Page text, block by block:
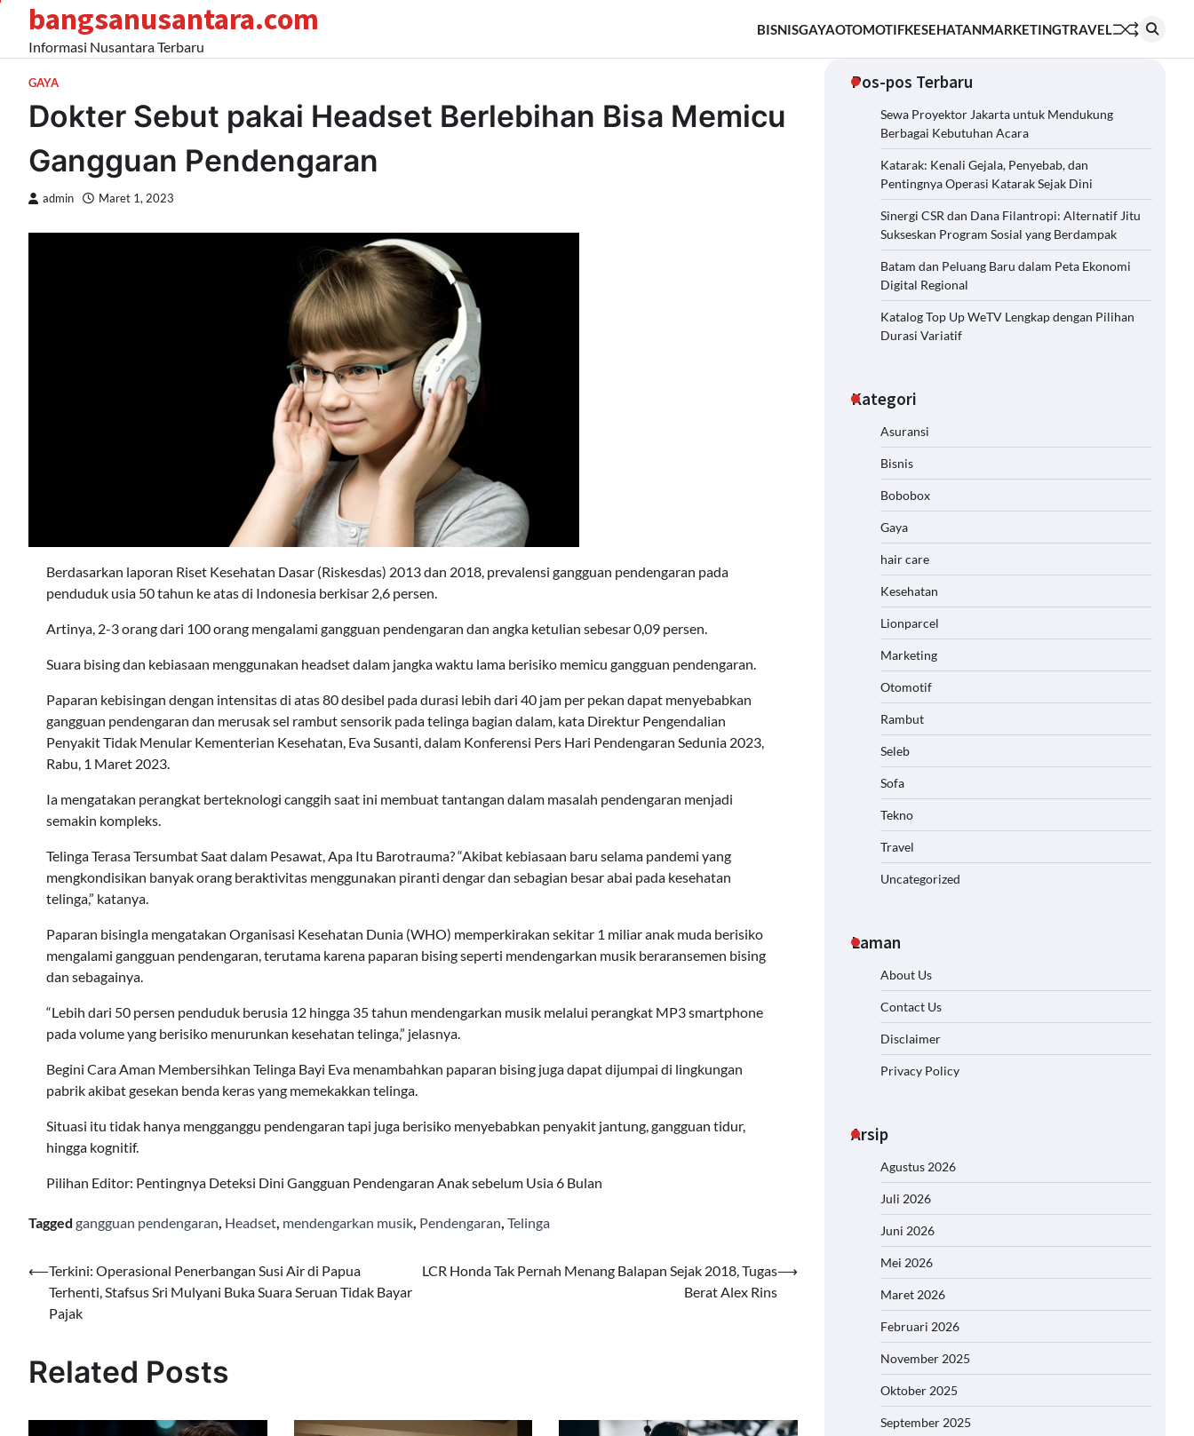
content
bangsanusantara.com
Informasi Nusantara Terbaru
BISNISGAYAOTOMOTIFKESEHATANMARKETINGTRAVEL
GAYA
Dokter Sebut pakai Headset Berlebihan Bisa Memicu
Gangguan Pendengaran
admin Maret 1, 2023
Berdasarkan laporan Riset Kesehatan Dasar (Riskesdas) 2013 dan 2018, prevalensi gangguan pendengaran pada
penduduk usia 50 tahun ke atas di Indonesia berkisar 2,6 persen.
Artinya, 2-3 orang dari 100 orang mengalami gangguan pendengaran dan angka ketulian sebesar 0,09 persen.
Suara bising dan kebiasaan menggunakan headset dalam jangka waktu lama berisiko memicu gangguan pendengaran.
Paparan kebisingan dengan intensitas di atas 80 desibel pada durasi lebih dari 40 jam per pekan dapat menyebabkan
gangguan pendengaran dan merusak sel rambut sensorik pada telinga bagian dalam, kata Direktur Pengendalian
Penyakit Tidak Menular Kementerian Kesehatan, Eva Susanti, dalam Konferensi Pers Hari Pendengaran Sedunia 2023,
Rabu, 1 Maret 2023.
Ia mengatakan perangkat berteknologi canggih saat ini membuat tantangan dalam masalah pendengaran menjadi
semakin kompleks.
Telinga Terasa Tersumbat Saat dalam Pesawat, Apa Itu Barotrauma? “Akibat kebiasaan baru selama pandemi yang
mengkondisikan banyak orang beraktivitas menggunakan piranti dengar dan sebagian besar abai pada kesehatan
telinga,” katanya.
Paparan bisingIa mengatakan Organisasi Kesehatan Dunia (WHO) memperkirakan sekitar 1 miliar anak muda berisiko
mengalami gangguan pendengaran, terutama karena paparan bising seperti mendengarkan musik beraransemen bising
dan sebagainya.
“Lebih dari 50 persen penduduk berusia 12 hingga 35 tahun mendengarkan musik melalui perangkat MP3 smartphone
pada volume yang berisiko menurunkan kesehatan telinga,” jelasnya.
Begini Cara Aman Membersihkan Telinga Bayi Eva menambahkan paparan bising juga dapat dijumpai di lingkungan
pabrik akibat gesekan benda keras yang memekakkan telinga.
Situasi itu tidak hanya mengganggu pendengaran tapi juga berisiko menyebabkan penyakit jantung, gangguan tidur,
hingga kognitif.
Pilihan Editor: Pentingnya Deteksi Dini Gangguan Pendengaran Anak sebelum Usia 6 Bulan
Tagged gangguan pendengaran, Headset, mendengarkan musik, Pendengaran, Telinga
Navigasi
pos
⟵Terkini: Operasional Penerbangan Susi Air di Papua
Terhenti, Stafsus Sri Mulyani Buka Suara Seruan Tidak Bayar
Pajak
LCR Honda Tak Pernah Menang Balapan Sejak 2018, Tugas
Berat Alex Rins
⟶
Related Posts
Pos-pos Terbaru
Sewa Proyektor Jakarta untuk Mendukung
Berbagai Kebutuhan Acara
Katarak: Kenali Gejala, Penyebab, dan
Pentingnya Operasi Katarak Sejak Dini
Sinergi CSR dan Dana Filantropi: Alternatif Jitu
Sukseskan Program Sosial yang Berdampak
Batam dan Peluang Baru dalam Peta Ekonomi
Digital Regional
Katalog Top Up WeTV Lengkap dengan Pilihan
Durasi Variatif
Kategori
Asuransi
Bisnis
Bobobox
Gaya
hair care
Kesehatan
Lionparcel
Marketing
Otomotif
Rambut
Seleb
Sofa
Tekno
Travel
Uncategorized
Laman
About Us
Contact Us
Disclaimer
Privacy Policy
Arsip
Agustus 2026
Juli 2026
Juni 2026
Mei 2026
Maret 2026
Februari 2026
November 2025
Oktober 2025
September 2025